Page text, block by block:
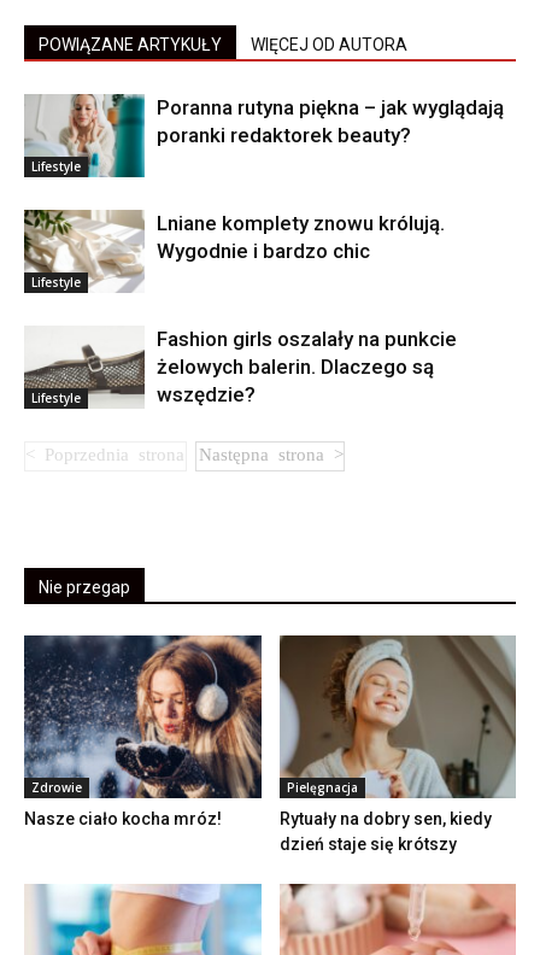
POWIĄZANE ARTYKUŁY WIĘCEJ OD AUTORA
Lifestyle
Poranna rutyna piękna – jak wyglądają
poranki redaktorek beauty?
Lifestyle
Lniane komplety znowu królują.
Wygodnie i bardzo chic
Lifestyle
Fashion girls oszalały na punkcie
żelowych balerin. Dlaczego są
wszędzie?
Nie przegap
Zdrowie
Nasze ciało kocha mróz!
Pielęgnacja
Rytuały na dobry sen, kiedy
dzień staje się krótszy